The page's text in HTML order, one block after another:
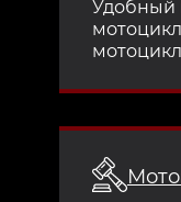
Удобный